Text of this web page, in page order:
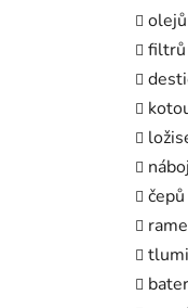
olejů
filtrů